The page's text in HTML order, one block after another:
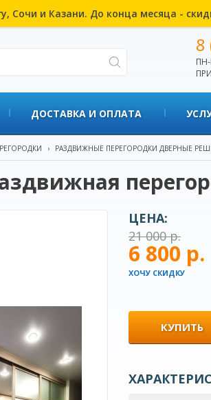
Сочи и Казани. До конца месяца -
8
ДОСТАВКА И ОПЛАТА
› РАЗДВИЖНЫЕ ПЕРЕГОРОДКИ ДВЕРНЫЕ
ЦЕНА:
21 000 р.
6 800 р.
ХОЧУ СКИДКУ
КУПИТЬ